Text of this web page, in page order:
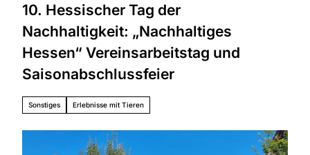
Entdecken
&
Genießen
Aktiv sein
Schlechtw
etter
Unterweg
s mit
Unterkünfte
Über
die
Region
Überbli
ck
Grimm
10. Hessischer Tag der
Nachhaltigkeit: „Nachhaltiges
Hessen“ Vereinsarbeitstag und
Saisonabschlussfeier
Sonstiges Erlebnisse mit Tieren